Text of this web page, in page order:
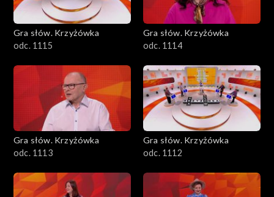
Gra słów. Krzyżówka
odc. 1115
Gra słów. Krzyżówka
odc. 1114
Gra słów. Krzyżówka
odc. 1113
Gra słów. Krzyżówka
odc. 1112